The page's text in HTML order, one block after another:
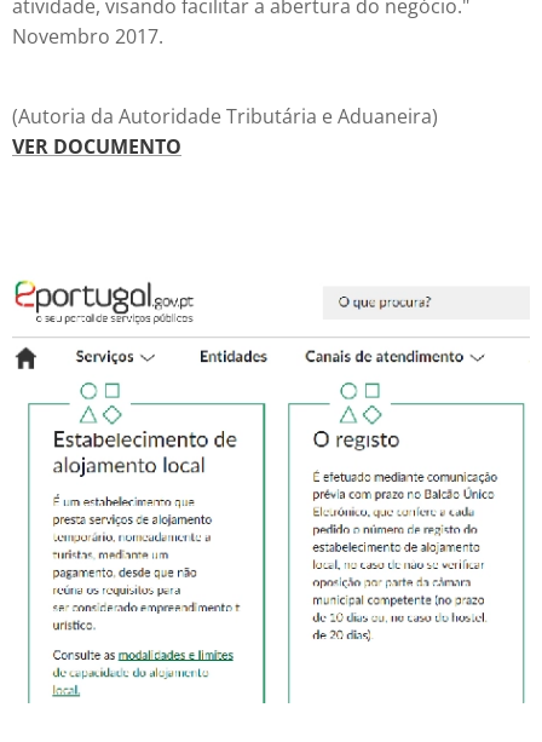
atividade, visando facilitar a abertura do negócio."
Novembro 2017.
(Autoria da Autoridade Tributária e Aduaneira)
VER DOCUMENTO